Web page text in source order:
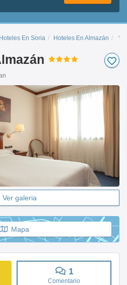
Hoteles En Soria Hoteles En Almazán
Ver galeria
Mapa
1
Comentario